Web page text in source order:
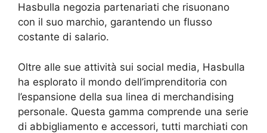
Hasbulla negozia partenariati che risuonano
con il suo marchio, garantendo un flusso
costante di salario.
Oltre alle sue attività sui social media, Hasbulla
ha esplorato il mondo dell’imprenditoria con
l’espansione della sua linea di merchandising
personale. Questa gamma comprende una serie
di abbigliamento e accessori, tutti marchiati con